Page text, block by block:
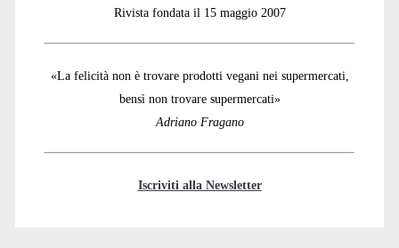
Rivista fondata il 15 maggio 2007
«La felicità non è trovare prodotti vegani nei supermercati,
bensì non trovare supermercati»
Adriano Fragano
Iscriviti alla Newsletter